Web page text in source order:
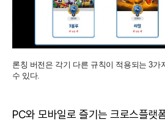
론칭 버전은 각기 다른 규칙이 적용되는 3가
수 있다.
PC와 모바일로 즐기는 크로스플랫